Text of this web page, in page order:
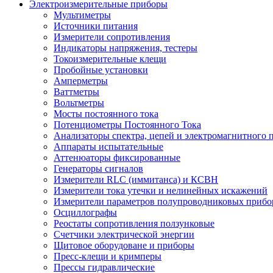
Электроизмерительные приборы
Мультиметры
Источники питания
Измерители сопротивления
Индикаторы напряжения, тестеры
Токоизмерительные клещи
Пробойные установки
Амперметры
Ваттметры
Вольтметры
Мосты постоянного тока
Потенциометры Постоянного Тока
Анализаторы спектра, цепей и электромагнитного
Аппараты испытательные
Аттенюаторы фиксированные
Генераторы сигналов
Измерители RLC (иммитанса) и КСВН
Измерители тока утечки и нелинейных искажений
Измерители параметров полупроводниковых
Осциллографы
Реостаты сопротивления ползунковые
Счетчики электрической энергии
Щитовое оборудоване и приборы
Пресс-клещи и кримперы
Прессы гидравлические